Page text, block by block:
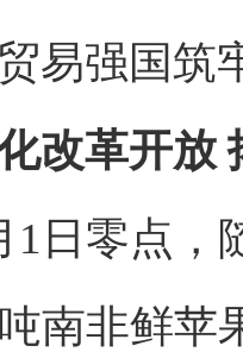
易强国筑
改革开放
零点，随
南非鲜苹